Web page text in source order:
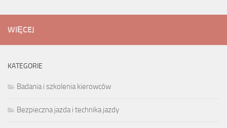
WIĘCEJ
KATEGORIE
Badania i szkolenia kierowców
Bezpieczna jazda i technika jazdy